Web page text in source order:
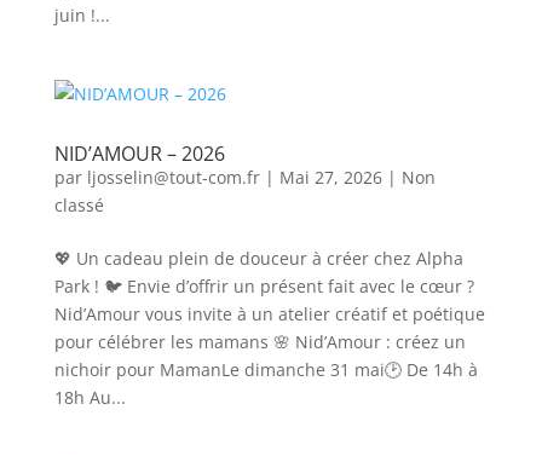
juin !...
NID’AMOUR – 2026
par ljosselin@tout-com.fr| Mai 27, 2026| Non
classé
💖 Un cadeau plein de douceur à créer chez Alpha
Park ! 🐦 Envie d’offrir un présent fait avec le cœur ?
Nid’Amour vous invite à un atelier créatif et poétique
pour célébrer les mamans 🌸 Nid’Amour : créez un
nichoir pour MamanLe dimanche 31 mai🕑 De 14h à
18h Au...